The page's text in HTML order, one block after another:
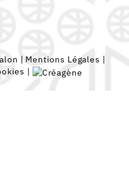
| Mentions Légales |
|